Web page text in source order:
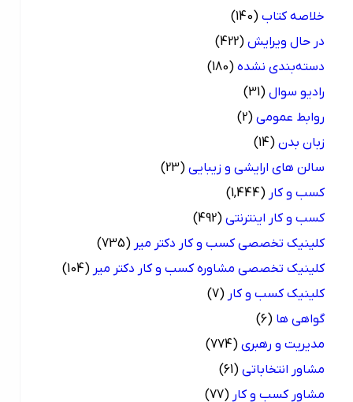
خلاصه کتاب (140)
در حال ویرایش (422)
دسته‌بندی نشده (180)
رادیو سوال (31)
روابط عمومی (2)
زبان بدن (14)
سالن های ارایشی و زیبایی (23)
کسب و کار (1,444)
کسب و کار اینترنتی (492)
کلینیک تخصصی کسب و کار دکتر میر (735)
کلینیک تخصصی مشاوره کسب و کار دکتر میر (104)
کلینیک کسب و کار (7)
گواهی ها (6)
مدیریت و رهبری (774)
مشاور انتخاباتی (61)
مشاور کسب و کار (77)